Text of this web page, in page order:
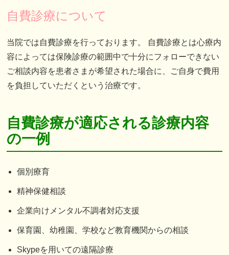
自費診療について
当院では自費診療を行っております。 自費診療とは心療内
容によっては保険診療の範囲中で十分にフォローできない
ご相談内容を患者さまが希望された場合に、ご自身で費用
を負担していただくという治療です。
自費診療が適応される診療内容
の一例
個別療育
精神保健相談
企業向けメンタル不調者対応支援
保育園、幼稚園、学校など教育機関からの相談
Skypeを用いての遠隔診療